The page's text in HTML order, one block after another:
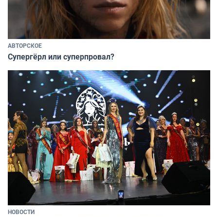
АВТОРСКОЕ
Супергёрл или суперпровал?
НОВОСТИ